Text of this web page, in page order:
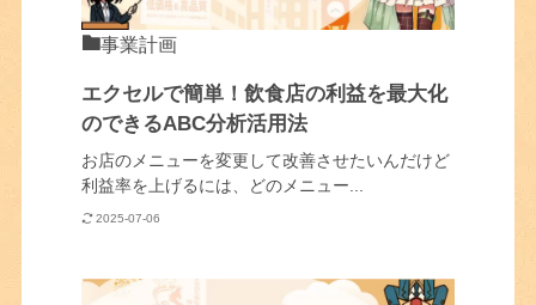
事業計画
エクセルで簡単！飲食店の利益を最大化
のできるABC分析活用法
お店のメニューを変更して改善させたいんだけど
利益率を上げるには、どのメニュー...
2025-07-06